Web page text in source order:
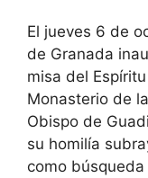
El jueves 6 de
de Granada
misa del
Monasterio de
Obispo de
su homilía
como